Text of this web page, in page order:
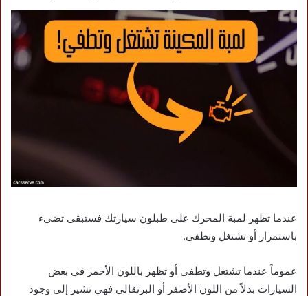
عندما تظهر لمبة المحرك على طبلون سيارتك فستبقى تضيء
باستمرار أو تشتغل وتطفي.
عموماً عندما تشتغل وتطفي أو تظهر باللون الأحمر في بعض
السيارات بدلاً من اللون الأصفر أو البرتقالي فهي تشير إلى وجود